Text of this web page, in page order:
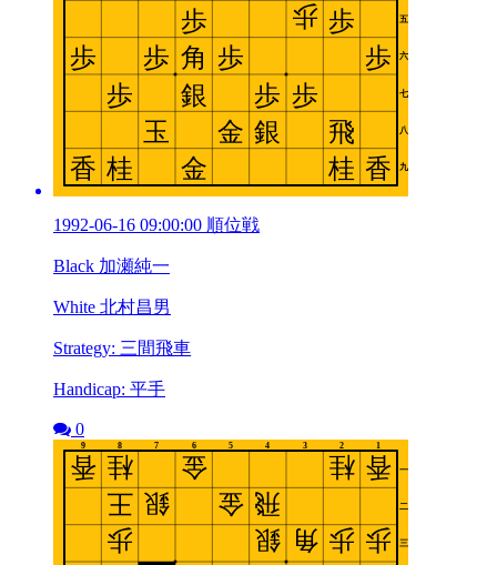
1992-06-16 09:00:00 順位戦
Black 加瀬純一
White 北村昌男
Strategy: 三間飛車
Handicap: 平手
0